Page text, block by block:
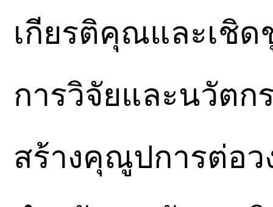
เกียรติคุณและเชิ
การวิจัยและนวัตก
สร้างคุณูปการต่อว